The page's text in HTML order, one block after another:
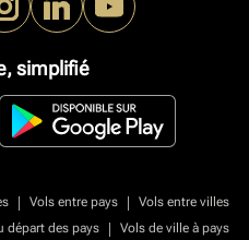
simplifié
| Vols entre pays |
Vols entre villes
départ des pays | Vols de ville à pays